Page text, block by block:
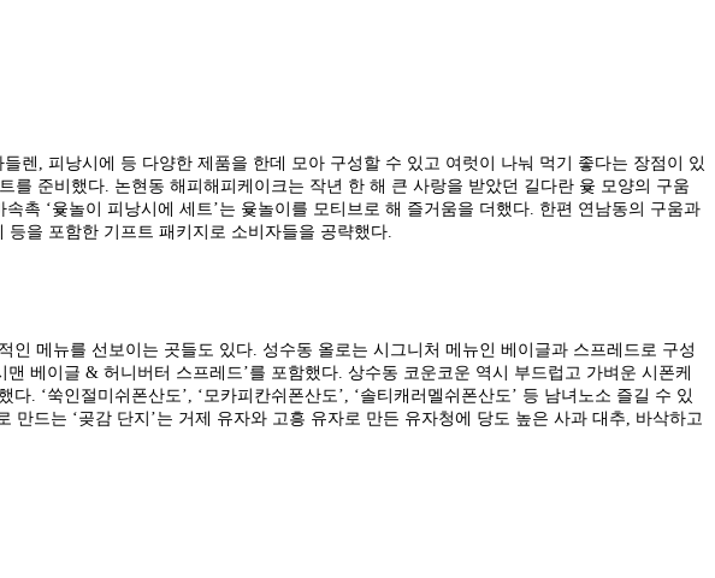
렌, 피낭시에 등 다양한 제품을 한데 모아 구성할 수 있고 여럿이 나눠 먹기 좋다는 장점이 있
준비했다. 논현동 해피해피케이크는 작년 한 해 큰 사랑을 받았던 길다란 윷 모양의 구움
촉 ‘윷놀이 피낭시에 세트’는 윷놀이를 모티브로 해 즐거움을 더했다. 한편 연남동의 구움과
을 포함한 기프트 패키지로 소비자들을 공략했다.
메뉴를 선보이는 곳들도 있다. 성수동 올로는 시그니처 메뉴인 베이글과 스프레드로 구성
베이글 & 허니버터 스프레드’를 포함했다. 상수동 코운코운 역시 부드럽고 가벼운 시폰케
. ‘쑥인절미쉬폰산도’, ‘모카피칸쉬폰산도’, ‘솔티캐러멜쉬폰산도’ 등 남녀노소 즐길 수 있
드는 ‘곶감 단지’는 거제 유자와 고흥 유자로 만든 유자청에 당도 높은 사과 대추, 바삭하고